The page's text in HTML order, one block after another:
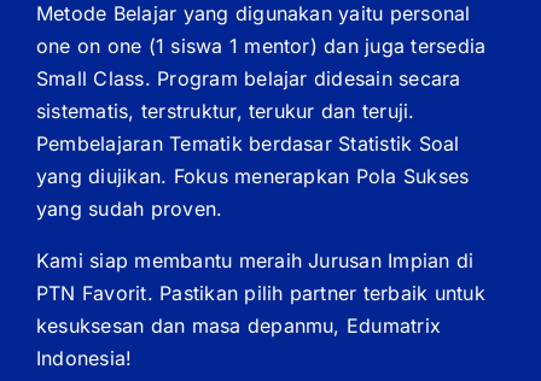
Metode Belajar yang digunakan yaitu personal
one on one (1 siswa 1 mentor) dan juga tersedia
Small Class. Program belajar didesain secara
sistematis, terstruktur, terukur dan teruji.
Pembelajaran Tematik berdasar Statistik Soal
yang diujikan. Fokus menerapkan Pola Sukses
yang sudah proven.
Kami siap membantu meraih Jurusan Impian di
PTN Favorit. Pastikan pilih partner terbaik untuk
kesuksesan dan masa depanmu, Edumatrix
Indonesia!